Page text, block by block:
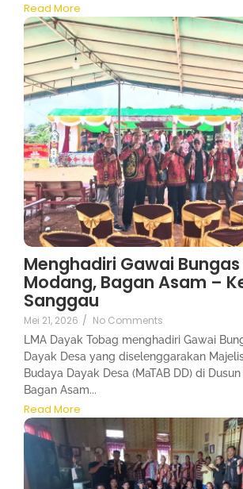
Read More
Menghadiri Gawai Bungas
Modang, Bagan Asam –
Sanggau
Mei 21, 2026 / No Comments
LMA Dayak Tobag menghadiri Gawai
Dayak Desa yang diselenggarakan
Budaya Dayak Desa (MaTAB DD) di
Bagan Asam...
Read More